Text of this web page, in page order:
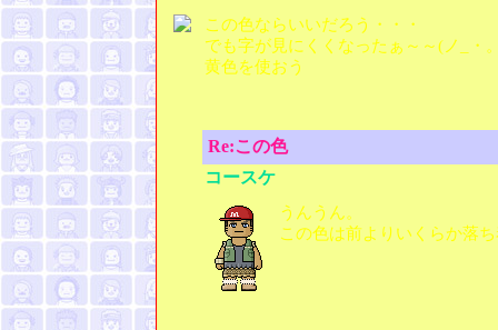
この色ならいいだろう・・・
でも字が見にくくなったぁ～～(ノ_・
黄色を使おう
Re:この色
コースケ
うんうん。
この色は前よりいくらか落